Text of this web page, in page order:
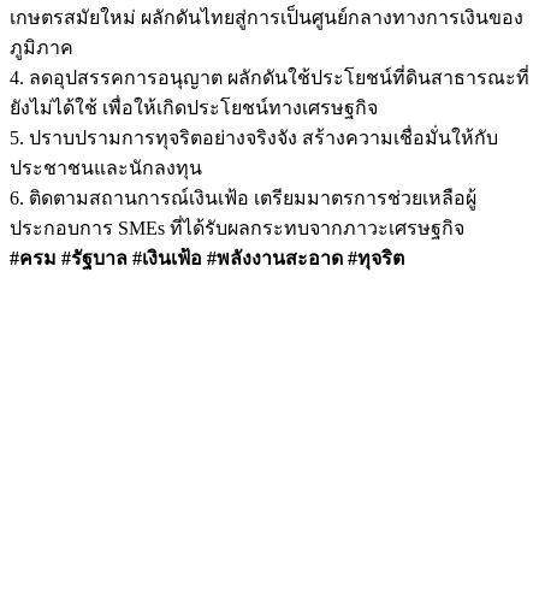
เกษตรสมัยใหม่ ผลักดันไทยสู่การเป็นศูนย์กลางทางการเงินของ
ภูมิภาค
4. ลดอุปสรรคการอนุญาต ผลักดันใช้ประโยชน์ที่ดินสาธารณะที่
ยังไม่ได้ใช้ เพื่อให้เกิดประโยชน์ทางเศรษฐกิจ
5. ปราบปรามการทุจริตอย่างจริงจัง สร้างความเชื่อมั่นให้กับ
ประชาชนและนักลงทุน
6. ติดตามสถานการณ์เงินเฟ้อ เตรียมมาตรการช่วยเหลือผู้
ประกอบการ SMEs ที่ได้รับผลกระทบจากภาวะเศรษฐกิจ
#ครม #รัฐบาล #เงินเฟ้อ #พลังงานสะอาด #ทุจริต